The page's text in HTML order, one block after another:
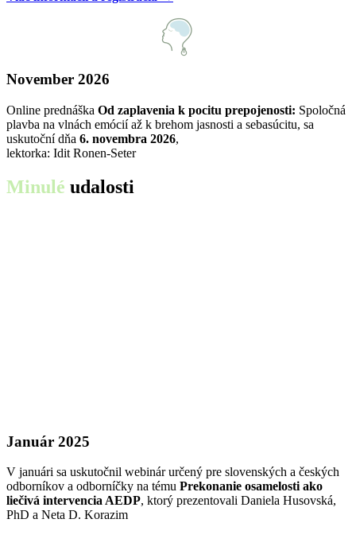
November 2026
Online prednáška Od zaplavenia k pocitu prepojenosti: Spoločná
plavba na vlnách emócií až k brehom jasnosti a sebasúcitu, sa
uskutoční dňa 6. novembra 2026,
lektorka: Idit Ronen-Seter
Minulé udalosti
Január 2025
V januári sa uskutočnil webinár určený pre slovenských a českých
odborníkov a odborníčky na tému Prekonanie osamelosti ako
liečivá intervencia AEDP, ktorý prezentovali Daniela Husovská,
PhD a Neta D. Korazim